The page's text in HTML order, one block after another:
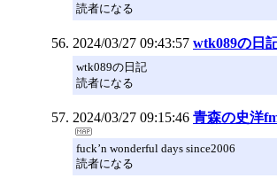
読者になる
2024/03/27 09:43:57 wtk089の日
wtk089の日記
読者になる
2024/03/27 09:15:46 青森の史洋
fuck’n wonderful days since2006
読者になる